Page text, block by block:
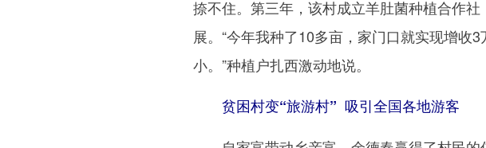
捺不住。第三年，该村成立羊肚菌种植合作
展。“今年我种了10多亩，家门口就实现增收
小。”种植户扎西激动地说。
贫困村变“旅游村” 吸引全国各地游客